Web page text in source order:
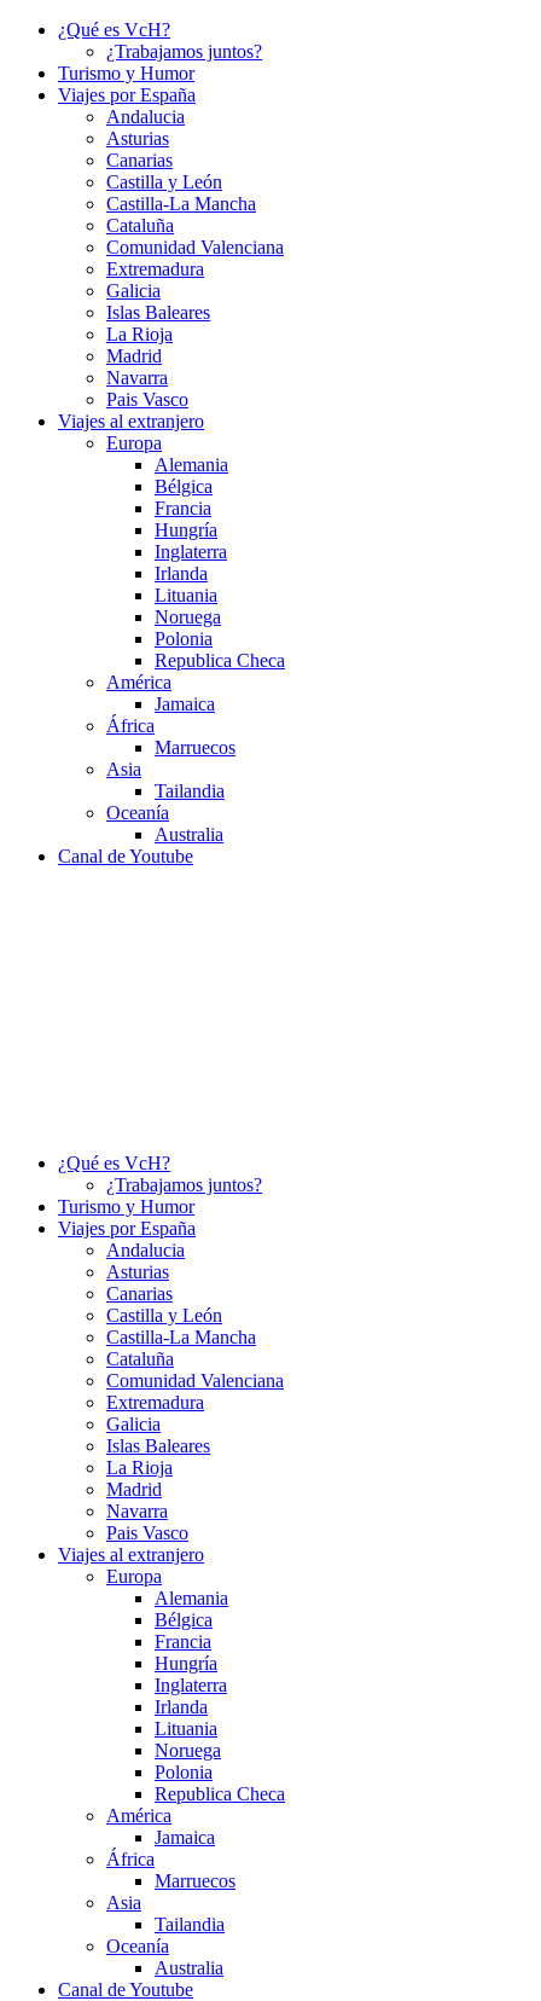
¿Qué es VcH?
¿Trabajamos juntos?
Turismo y Humor
Viajes por España
Andalucia
Asturias
Canarias
Castilla y León
Castilla-La Mancha
Cataluña
Comunidad Valenciana
Extremadura
Galicia
Islas Baleares
La Rioja
Madrid
Navarra
Pais Vasco
Viajes al extranjero
Europa
Alemania
Bélgica
Francia
Hungría
Inglaterra
Irlanda
Lituania
Noruega
Polonia
Republica Checa
América
Jamaica
África
Marruecos
Asia
Tailandia
Oceanía
Australia
Canal de Youtube
¿Qué es VcH?
¿Trabajamos juntos?
Turismo y Humor
Viajes por España
Andalucia
Asturias
Canarias
Castilla y León
Castilla-La Mancha
Cataluña
Comunidad Valenciana
Extremadura
Galicia
Islas Baleares
La Rioja
Madrid
Navarra
Pais Vasco
Viajes al extranjero
Europa
Alemania
Bélgica
Francia
Hungría
Inglaterra
Irlanda
Lituania
Noruega
Polonia
Republica Checa
América
Jamaica
África
Marruecos
Asia
Tailandia
Oceanía
Australia
Canal de Youtube